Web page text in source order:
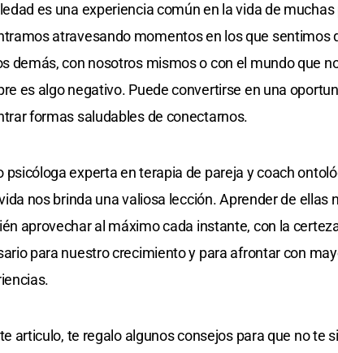
es una experiencia común en la vida de
atravesando momentos en los que sentimos
demás, con nosotros mismos o con el mundo que
es algo negativo. Puede convertirse en una
formas saludables de conectarnos.
psicóloga experta en terapia de pareja y coach
nos brinda una valiosa lección. Aprender de ellas
aprovechar al máximo cada instante, con la
para nuestro crecimiento y para afrontar con
articulo, te regalo algunos consejos para que no te